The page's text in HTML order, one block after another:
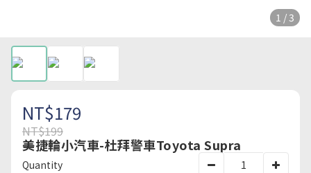
1 / 3
NT$179
NT$199
美捷輪小汽車-杜拜警車Toyota Supra
Quantity